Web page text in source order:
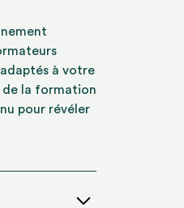
à votre
la formation
pour révéler